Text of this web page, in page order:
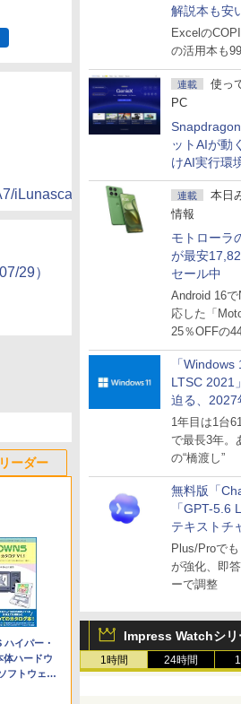
解説本も安
マーセール
Excelの
の活用本も
連載
使っ
PC
ットAIが動
けAI実行環
試してみた
連載
本日
情報
モトローラ
が最安
セール中
Android 16
応した「
25％OFFの
「
LTSC 2021
迫る、2027
～ESUは9
1年目は1台
で最長3年。
の“橋渡し”
無料版「
「GPT-5.6
テキストチ
Plus/Proでも
が強化、即
ーで調整
Impress Watchシリ
1時間 24時間
iLunascape.aspx
29）
ソコン
365
キー搭
| Minecraft
ト): Java &
| オンラ
ハイパー・
体ハードウ
フトウェア
ーダー